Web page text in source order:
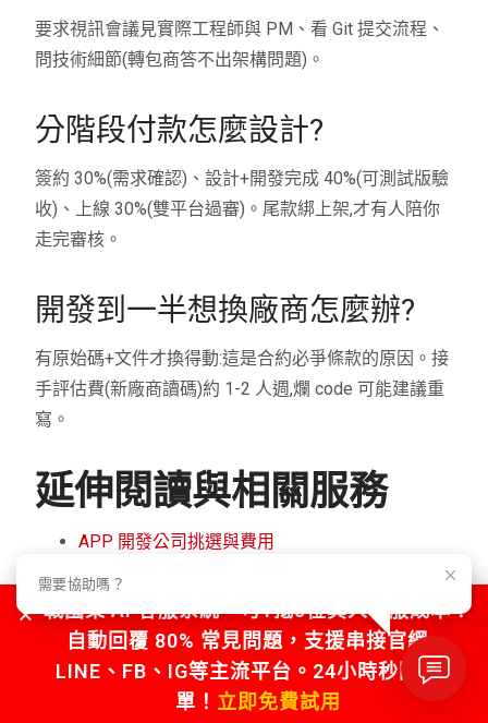
要求視訊會議見實際工程師與 PM、看 Git 提交流程、
問技術細節(轉包商答不出架構問題)。
分階段付款怎麼設計?
簽約 30%(需求確認)、設計+開發完成 40%(可測試版驗
收)、上線 30%(雙平台過審)。尾款綁上架,才有人陪你
走完審核。
開發到一半想換廠商怎麼辦?
有原始碼+文件才換得動:這是合約必爭條款的原因。接
手評估費(新廠商讀碼)約 1-2 人週,爛 code 可能建議重
寫。
延伸閱讀與相關服務
APP 開發公司挑選與費用
關於戰國策集團(NSS Group)
成立於 2000 年、總部位於台北的一站式網路服務
戰國策 AI 客服系統，可1抵5位真人客服成本！
自動回覆 80% 常見問題，支援串接官網、
LINE、FB、IG等主流平台。24小時秒回不漏
單！ 立即免費試用
需要協助嗎？